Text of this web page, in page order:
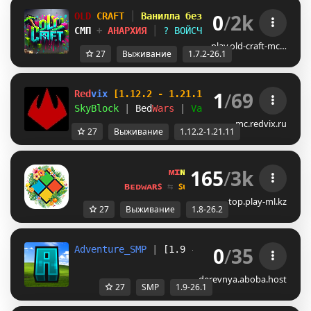
OLD CRAFT Ванилла без плагинов
СМП + АНАРХИЯ ? ВОЙСЧАТ │ 1.7.2 -
0/2k
play.old-craft-mc…
27 Выживание 1.7.2-26.1
Redvix
[1.12.2 - 1.21.11]
SkyBlock
BedWars Vanilla:SMP+
1/69
mc.redvix.ru
27 Выживание 1.12.2-1.21.11
ᴍɪɴᴇ ʟᴀ ɴᴅ ɴᴇᴛᴡᴏʀᴋ ☀
ʙᴇᴅᴡᴀʀꜱ ⇆ ꜱᴜʀᴠɪᴠᴀʟ ꜱᴍᴘ ⇆ ꜱᴋʏʙʟᴏᴄᴋ
165/3k
top.play-ml.kz
27 Выживание 1.8-26.2
Adventure_SMP [1.9 - 26.1]Сервер где ты
0/35
derevnya.aboba.host
27 SMP 1.9-26.1